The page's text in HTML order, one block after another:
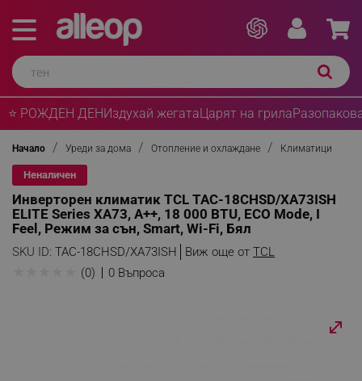
⭐ РОЖДЕН ДЕНИздухай жегатаЦарят на грила
Начало Уреди за дома Отопление и охлаждане Климатици
Неналичен
Инверторен климатик TCL TAC-18CHSD/XA73ISH
ELITE Series XA73, A++, 18 000 BTU, ECO Mode, I
Feel, Режим за сън, Smart, Wi-Fi, Бял
SKU ID: TAC-18CHSD/XA73ISH Виж още от TCL
(0) 0 Въпроса